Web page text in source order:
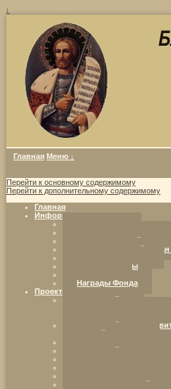
↓
Главная Меню ↓
Перейти к основному содержимому
Перейти к дополнительному содержимому
Главная
Информация о фонде
Попечительский совет
Исполнительный
Наши партнеры
Награды Фонда
Проекты Фонда
Ресурсный центр
партнерство в интересах
Ресурсный центр
жизненной ситуации.
Семья — территория
Ресурсный центр для
Организация
Организация
Межрегиональный